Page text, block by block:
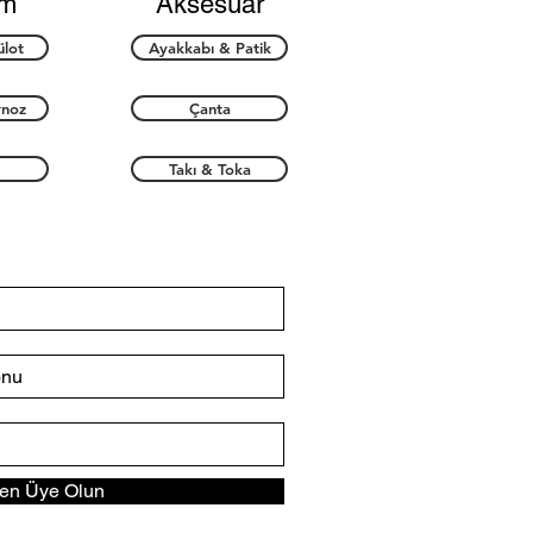
Ayakkabı & Patik
Çanta
Takı & Toka
Üye Olun